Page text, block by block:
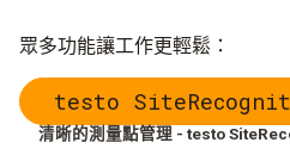
眾多功能讓工作更輕鬆：
testo
清晰的測量點管理 - testo